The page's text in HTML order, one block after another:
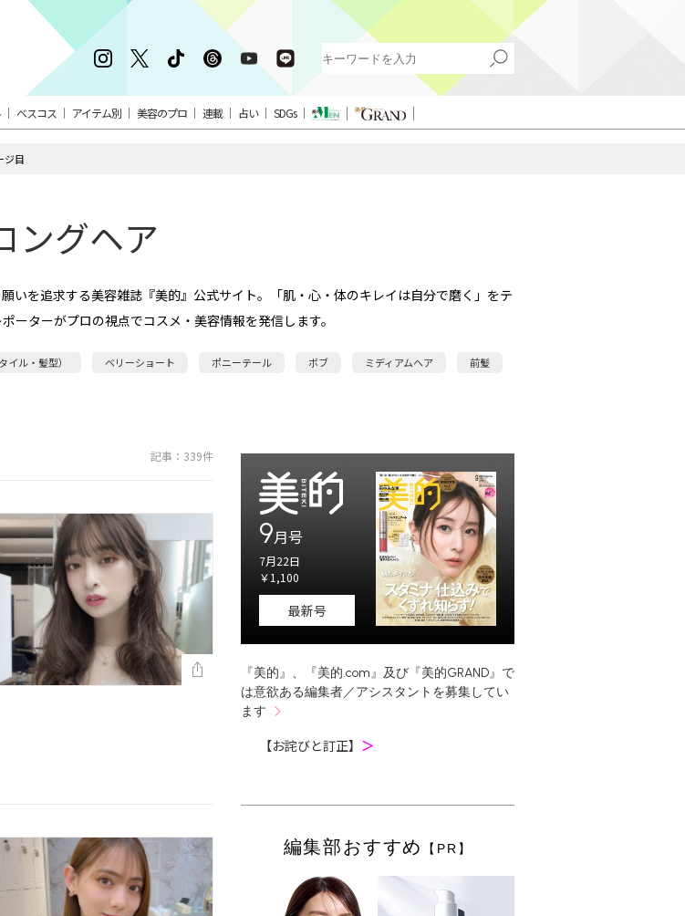
ベスコス アイテム別 美容のプロ 連載 占い SDGs
ジ目
ングヘア
いを追求する美容雑誌『美的』公式サイト。「肌・心・体のキレイは自分で磨く」をテ
ーターがプロの視点でコスメ・美容情報を発信します。
イル・髪型） ベリーショート ポニーテール ボブ ミディアムヘア 前髪
記事：339件
9月号
7月22日
￥1,100
最新号
『美的』、『美的.com』及び『美的GRAND』で
は意欲ある編集者／アシスタントを募集してい
ます
【お詫びと訂正】 ＞
編集部おすすめ 【PR】